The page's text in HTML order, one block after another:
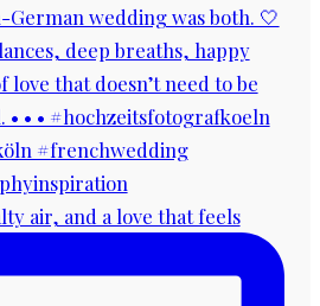
air, and a love that feels